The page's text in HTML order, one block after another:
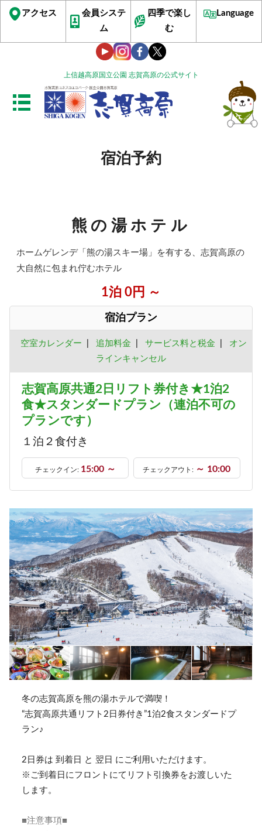
上信越高原国立公園 志賀高原の公式サイト
アクセス
会員システ
ム
四季で楽し
む
Language
宿泊予約
熊の湯ホテル
ホームゲレンデ「熊の湯スキー場」を有する、志賀高原の
大自然に包まれ佇むホテル
1泊 0円 ～
宿泊プラン
空室カレンダー 追加料金 サービス料と税金
オン
ラインキャンセル
志賀高原共通2日リフト券付き★1泊2
食★スタンダードプラン（連泊不可の
プランです）
１泊２食付き
チェックイン: 15:00 ～ チェックアウト: ～ 10:00
冬の志賀高原を熊の湯ホテルで満喫！
“志賀高原共通リフト2日券付き”1泊2食スタンダードプ
ラン♪
2日券は 到着日 と 翌日 にご利用いただけます。
※ご到着日にフロントにてリフト引換券をお渡しいた
します。
■注意事項■